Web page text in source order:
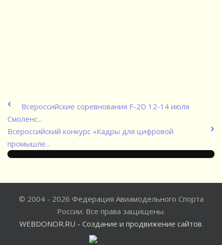
Всероссийские соревнования F-2D 12-14 июля
Смоленс...
Всероссийский конкурс «Кадры для цифровой
промышле...
© 2004 - 2026 Федерация Авиамодельного Спорта
России. Все права защищены.
WEBDONOR.RU - Создание и продвижение сайтов.